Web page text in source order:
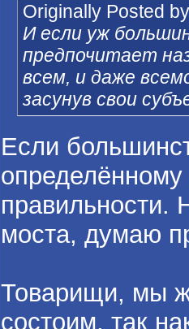
Originally Posted
И если уж
предпочитает
всем, и даже
засунув свои
Если
определённому
правильности.
моста, думаю
Товарищи, мы ж
состоим, так